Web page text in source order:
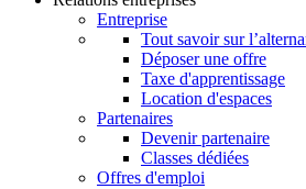
Entreprise
Tout savoir sur
Déposer une offre
Taxe d'apprentissage
Location d'espaces
Partenaires
Devenir partenaire
Classes dédiées
Offres d'emploi